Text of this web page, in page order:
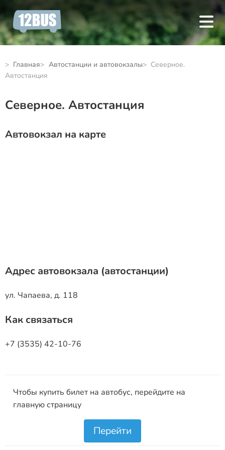
Главная Автостанции и автовокзалы
Северное.
Автостанция
Северное. Автостанция
Автовокзал на карте
Адрес автовокзала (автостанции)
ул. Чапаева, д. 118
Как связаться
+7 (3535) 42-10-76
Чтобы купить билет на автобус, перейдите на
главную страницу
Перейти